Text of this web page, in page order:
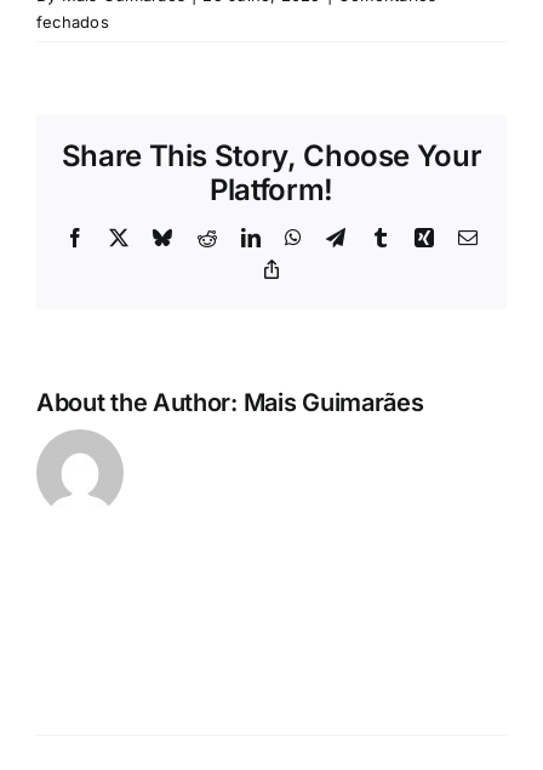
Rubricas
Revista
Search
fechadosem
Share This Story, Choose Your
Platform!
Facebook BlueskyRedditLinkedInWhatsApp
TelegramTumblrXing Email
About the Author: Mais Guimarães